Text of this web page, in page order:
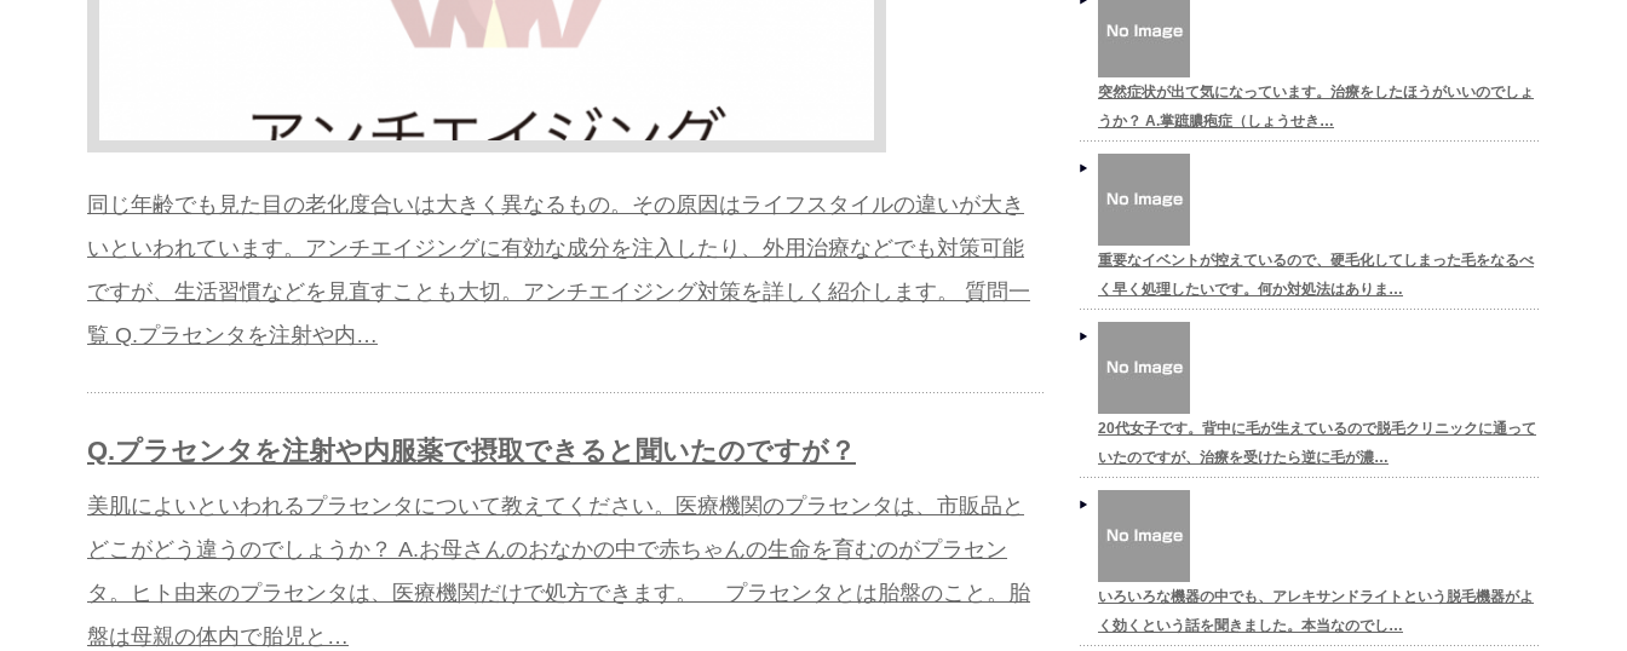
同じ年齢でも見た目の老化度合いは大きく異なるもの。その原因はライフスタイルの違いが大き
いといわれています。アンチエイジングに有効な成分を注入したり、外用治療などでも対策可能
ですが、生活習慣などを見直すことも大切。アンチエイジング対策を詳しく紹介します。 質問一
覧 Q.プラセンタを注射や内…
Q.プラセンタを注射や内服薬で摂取できると聞いたのですが？
美肌によいといわれるプラセンタについて教えてください。医療機関のプラセンタは、市販品と
どこがどう違うのでしょうか？ A.お母さんのおなかの中で赤ちゃんの生命を育むのがプラセン
タ。ヒト由来のプラセンタは、医療機関だけで処方できます。 プラセンタとは胎盤のこと。胎
盤は母親の体内で胎児と…
突然症状が出て気になっています。治療をしたほうがいいのでしょ
うか？ A.掌蹠膿疱症（しょうせき…
重要なイベントが控えているので、硬毛化してしまった毛をなるべ
く早く処理したいです。何か対処法はありま…
20代女子です。背中に毛が生えているので脱毛クリニックに通って
いたのですが、治療を受けたら逆に毛が濃…
いろいろな機器の中でも、アレキサンドライトという脱毛機器がよ
く効くという話を聞きました。本当なのでし…